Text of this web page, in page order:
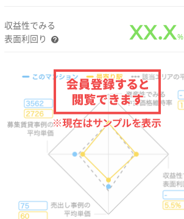
収益性でみる
表面利回り
XX.X%